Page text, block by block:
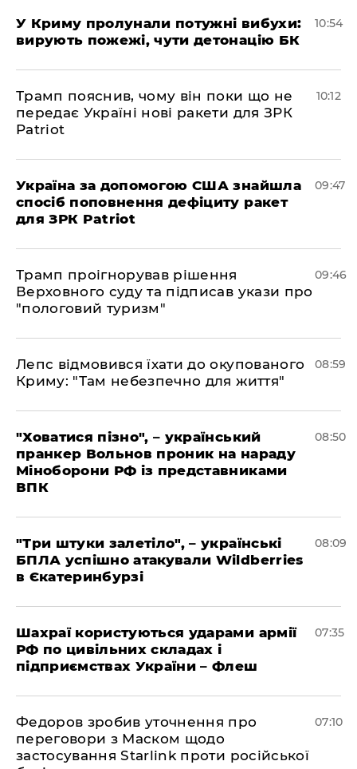
У Криму пролунали потужні вибухи:
вирують пожежі, чути детонацію БК
10:54
Трамп пояснив, чому він поки що не
передає Україні нові ракети для ЗРК
Patriot
10:12
Україна за допомогою США знайшла
спосіб поповнення дефіциту ракет
для ЗРК Patriot
09:47
Трамп проігнорував рішення
Верховного суду та підписав укази про
"пологовий туризм"
09:46
Лепс відмовився їхати до окупованого
Криму: "Там небезпечно для життя"
08:59
"Ховатися пізно", – український
пранкер Вольнов проник на нараду
Міноборони РФ із представниками
ВПК
08:50
"Три штуки залетіло", – українські
БПЛА успішно атакували Wildberries
в Єкатеринбурзі
08:09
Шахраї користуються ударами армії
РФ по цивільних складах і
підприємствах України – Флеш
07:35
Федоров зробив уточнення про
переговори з Маском щодо
застосування Starlink проти російської
07:10